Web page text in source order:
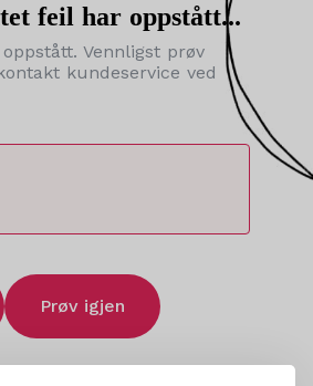
feil har oppstått...
Vennligst prøv
kundeservice ved
Prøv igjen